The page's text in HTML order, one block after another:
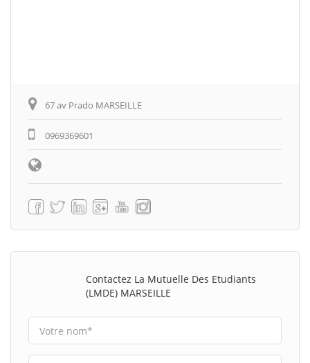
67 av Prado MARSEILLE
0969369601
Contactez La Mutuelle Des Etudiants
(LMDE) MARSEILLE